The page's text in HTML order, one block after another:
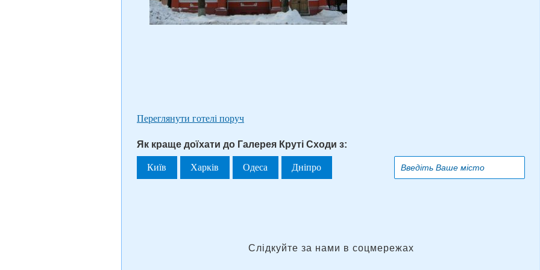
Переглянути готелі поруч
Як краще доїхати до Галерея Круті Сходи з:
Київ Харків Одеса Дніпро
Слідкуйте за нами в соцмережах